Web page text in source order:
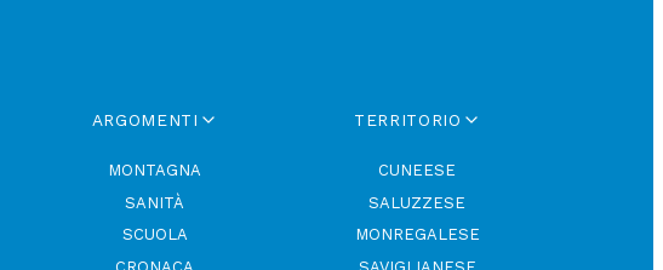
ARGOMENTI
MONTAGNA
SANITÀ
SCUOLA
TERRITORIO
CUNEESE
SALUZZESE
MONREGALESE